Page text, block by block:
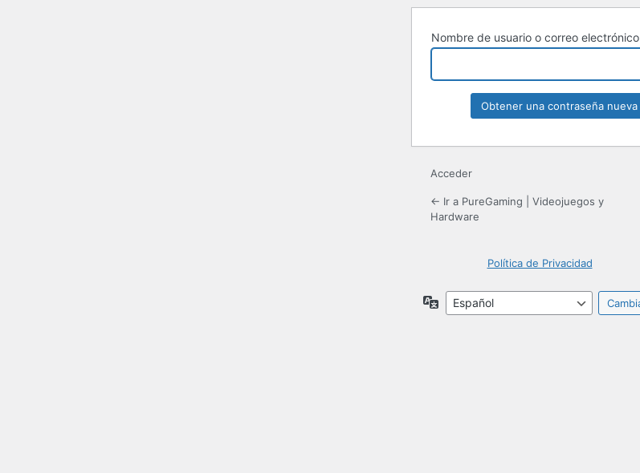
Nombre de usuario o correo electrónico
Acceder
← Ir a PureGaming | Videojuegos y
Hardware
Política de Privacidad
Idioma